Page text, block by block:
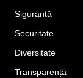
Siguranță
Securitate
Diversitate
Transparență